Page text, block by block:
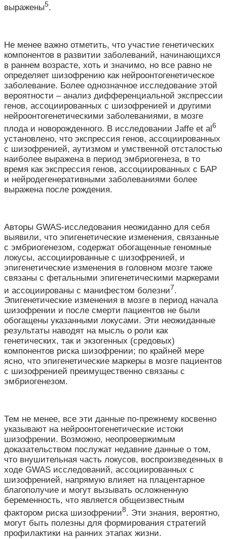
выражены5.
Не менее важно отметить, что участие генетических
компонентов в развитии заболеваний, начинающихся
в раннем возрасте, хоть и значимо, но все равно не
определяет шизофрению как нейроонтогенетическое
заболевание. Более однозначное исследование этой
вероятности – анализ дифференциальной экспрессии
генов, ассоциированных с шизофренией и другими
нейроонтогенетическими заболеваниями, в мозге
плода и новорожденного. В исследовании Jaffe et al6
установлено, что экспрессия генов, ассоциированных
с шизофренией, аутизмом и умственной отсталостью
наиболее выражена в период эмбриогенеза, в то
время как экспрессия генов, ассоциированных с БАР
и нейродегенеративными заболеваниями более
выражена после рождения.
Авторы GWAS-исследования неожиданно для себя
выявили, что эпигенетические изменения, связанные
с эмбриогенезом, содержат обогащенные геномные
локусы, ассоциированные с шизофренией, и
эпигенетические изменения в головном мозге также
связаны с фетальными эпигенетическими маркерами
и ассоциированы с манифестом болезни7.
Эпигенетические изменения в мозге в период начала
шизофрении и после смерти пациентов не были
обогащены указанными локусами. Эти неожиданные
результаты наводят на мысль о роли как
генетических, так и экзогенных (средовых)
компонентов риска шизофрении; по крайней мере
ясно, что эпигенетические маркеры в мозге пациентов
с шизофренией преимущественно связаны с
эмбриогенезом.
Тем не менее, все эти данные по-прежнему косвенно
указывают на нейроонтогенетические истоки
шизофрении. Возможно, неопровержимым
доказательством послужат недавние данные о том,
что внушительная часть локусов, воспроизведенных в
ходе GWAS исследований, ассоциированных с
шизофренией, напрямую влияет на плацентарное
благополучие и могут вызывать осложненную
беременность, что является общеизвестным
фактором риска шизофрении8. Эти знания, вероятно,
могут быть полезны для формирования стратегий
профилактики на ранних этапах жизни.